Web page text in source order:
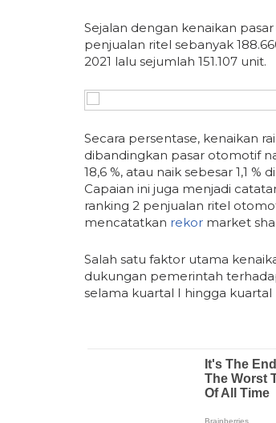
Sejalan dengan kenaikan
penjualan ritel sebanyak
2021 lalu sejumlah 151.107 unit.
Secara persentase, kenaikan
dibandingkan pasar otomotif
18,6 %, atau naik sebesar 1,1
Capaian ini juga menjadi
ranking 2 penjualan ritel
mencatatkan rekor market
Salah satu faktor utama
dukungan pemerintah
selama kuartal I hingga kuartal